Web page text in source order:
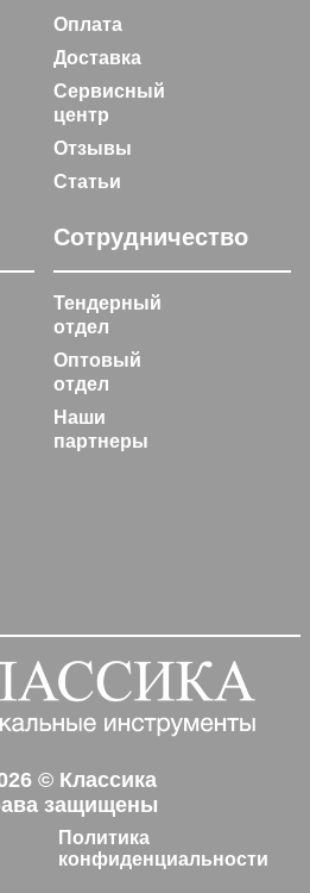
Оплата
Доставка
Сервисный
центр
Отзывы
Статьи
Сотрудничество
Тендерный
отдел
Оптовый
отдел
Наши
партнеры
© Классика
защищены
Политика
конфиденциальности